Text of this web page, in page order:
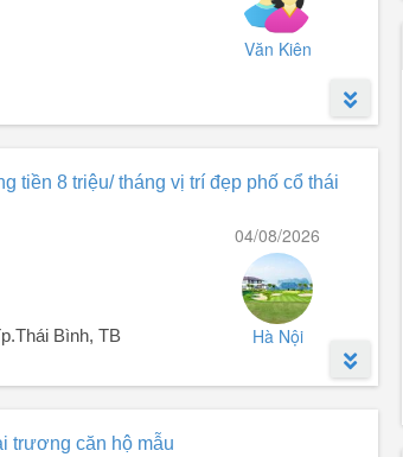
Văn Kiên
thông cực kỳ thuận lợi
ngoài tại 43 căn nhà ...
tiền 8 triệu/ tháng vị trí đẹp phố cổ thái
04/08/2026
Hà Nội
Bình, TB
nhận nhà là cho thuê 6 - 8 triệu / tháng.
trương căn hộ mẫu